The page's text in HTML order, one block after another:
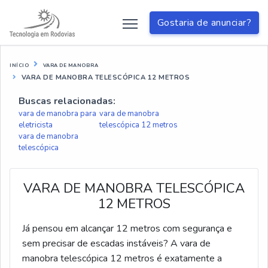
Gostaria de anunciar?
INÍCIO VARA DE MANOBRA
VARA DE MANOBRA TELESCÓPICA 12 METROS
Buscas relacionadas:
vara de manobra para
eletricista
vara de manobra
telescópica 12 metros
vara de manobra
telescópica
VARA DE MANOBRA TELESCÓPICA
12 METROS
Já pensou em alcançar 12 metros com segurança e
sem precisar de escadas instáveis? A vara de
manobra telescópica 12 metros é exatamente a